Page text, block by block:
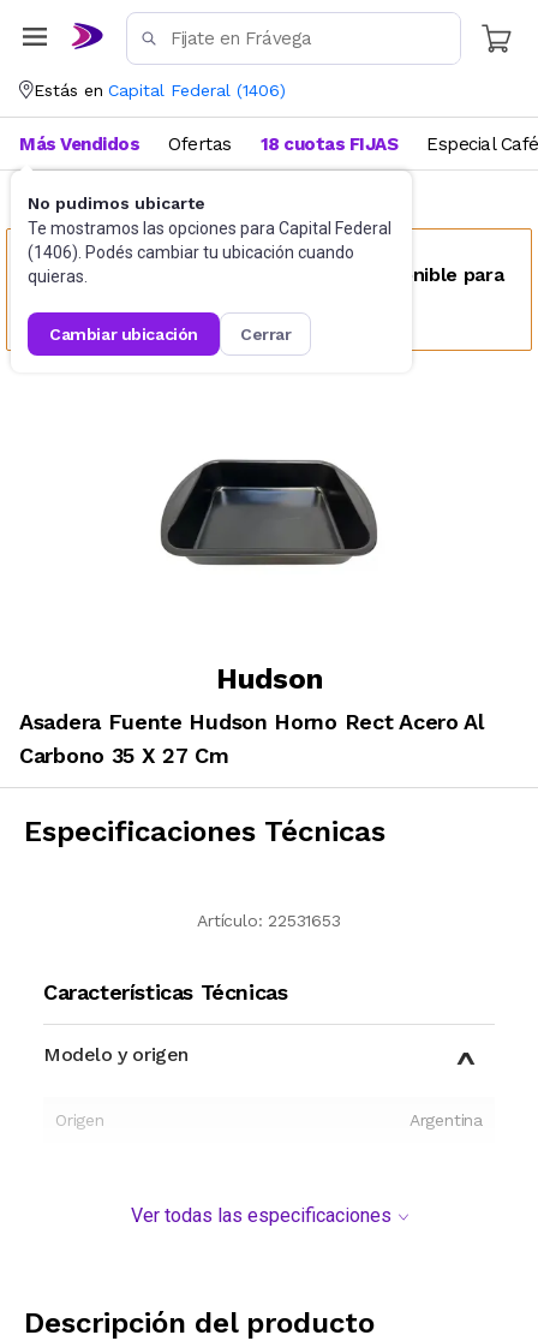
Estás en Capital Federal (1406)
No pudimos ubicarte
Te mostramos las opciones para Capital Federal
(1406). Podés cambiar tu ubicación cuando
quieras.
cambiar ubicación cerrar
Más Vendidos Ofertas 18 cuotas FIJAS Especial Café
Bazar Fuentes y recipientes
Este producto no se encuentra disponible para
Hudson
Asadera Fuente Hudson Horno Rect Acero Al
Carbono 35 X 27 Cm
Especificaciones Técnicas
Artículo: 22531653
Características Técnicas
Modelo y origen
Origen Argentina
Ver todas las especificaciones
Descripción del producto